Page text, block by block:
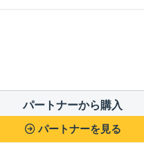
パートナーから購入
パートナーを見る